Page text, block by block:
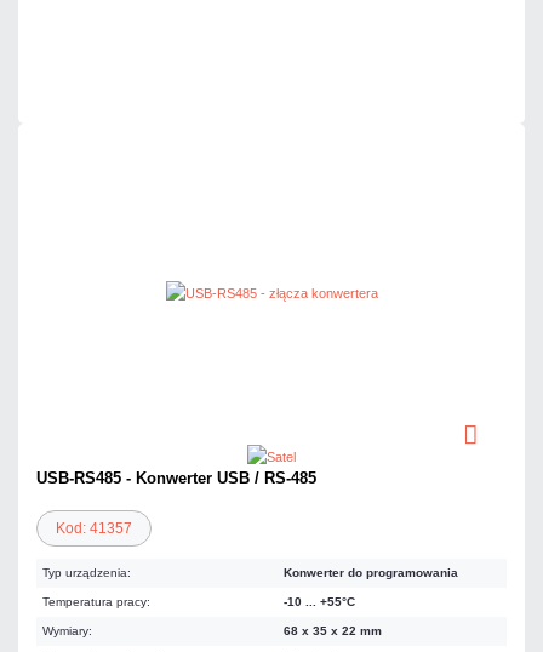
USB-RS485 - Konwerter USB / RS-485
Kod: 41357
Typ urządzenia: Konwerter do programowania
Temperatura pracy: -10 ... +55°C
Wymiary: 68 x 35 x 22 mm